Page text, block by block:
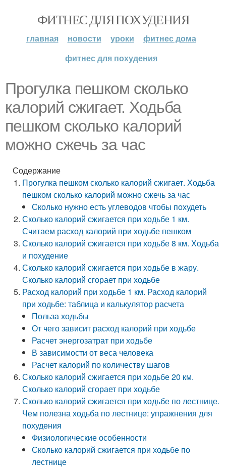
ФИТНЕС ДЛЯ ПОХУДЕНИЯ
главная новости уроки
фитнес дома
фитнес для похудения
Прогулка пешком сколько
калорий сжигает. Ходьба
пешком сколько калорий
можно сжечь за час
Содержание
Прогулка пешком сколько калорий сжигает. Ходьба
пешком сколько калорий можно сжечь за час
Сколько нужно есть углеводов чтобы похудеть
Сколько калорий сжигается при ходьбе 1 км.
Считаем расход калорий при ходьбе пешком
Сколько калорий сжигается при ходьбе 8 км. Ходьба
и похудение
Сколько калорий сжигается при ходьбе в жару.
Сколько калорий сгорает при ходьбе
Расход калорий при ходьбе 1 км. Расход калорий
при ходьбе: таблица и калькулятор расчета
Польза ходьбы
От чего зависит расход калорий при ходьбе
Расчет энергозатрат при ходьбе
В зависимости от веса человека
Расчет калорий по количеству шагов
Сколько калорий сжигается при ходьбе 20 км.
Сколько калорий сгорает при ходьбе
Сколько калорий сжигается при ходьбе по лестнице.
Чем полезна ходьба по лестнице: упражнения для
похудения
Физиологические особенности
Сколько калорий сжигается при ходьбе по
лестнице